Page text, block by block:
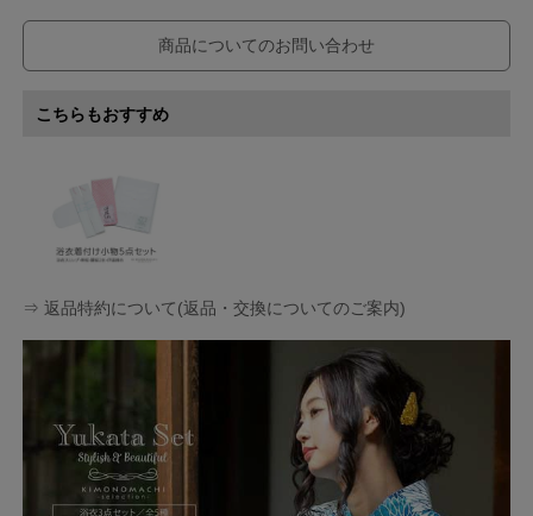
商品についてのお問い合わせ
こちらもおすすめ
⇒ 返品特約について(返品・交換についてのご案内)